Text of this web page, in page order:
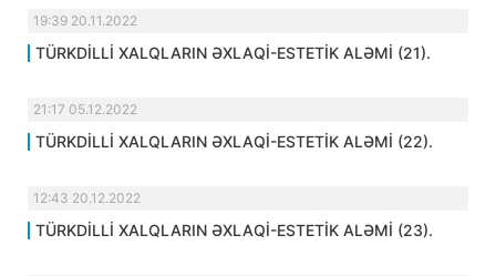
19:39 20.11.2022
TÜRKDİLLİ XALQLARIN ƏXLAQİ-ESTETİK ALƏMİ (21).
21:17 05.12.2022
TÜRKDİLLİ XALQLARIN ƏXLAQİ-ESTETİK ALƏMİ (22).
12:43 20.12.2022
TÜRKDİLLİ XALQLARIN ƏXLAQİ-ESTETİK ALƏMİ (23).